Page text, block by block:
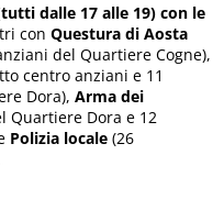
dalle 17 alle 19) con le
conQuestura di Aosta
del Quartiere Cogne),
centro anziani e 11
Dora),Arma dei
Quartiere Dora e 12
Polizia locale (26